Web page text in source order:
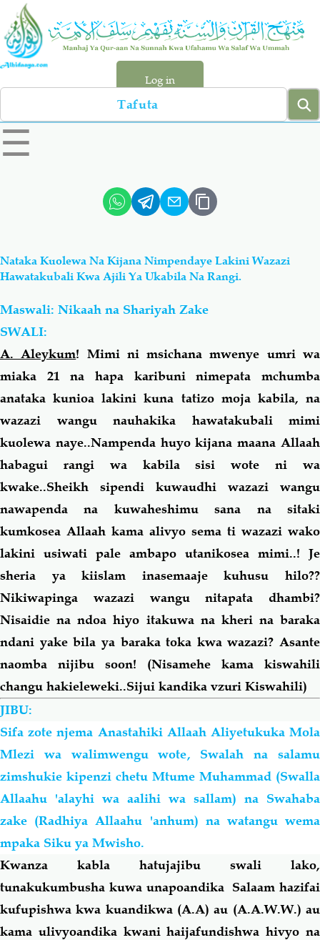
Skip
main
content
Log in
Search
left
sidebar
☰
Hadiyth
Aqiydah Manhaj
Shirki & Kufru Bid-'ah (Uzushi)
Salaf Wa Ummah Firaq-Makundi
Fiqh-Ibaadah Duaa-Adhkaar
Fataawa Za Ulamaa Kauli Za Salaf
Akhlaaq-Aadaab Raqaaiq
Familia-Jamii Maswali-Majibu
Chemsha Bongo Vitabu
Mapishi
Nataka Kuolewa Na Kijana Nimpendaye Lakini Wazazi
Hawatakubali Kwa Ajili Ya Ukabila Na Rangi.
Maswali: Nikaah na Shariyah Zake
SWALI:
A. Aleykum! Mimi ni msichana mwenye umri wa
miaka 21 na hapa karibuni nimepata mchumba
anataka kunioa lakini kuna tatizo moja kabila, na
wazazi wangu nauhakika hawatakubali mimi
kuolewa naye..Nampenda huyo kijana maana Allaah
habagui rangi wa kabila sisi wote ni wa
kwake..Sheikh sipendi kuwaudhi wazazi wangu
nawapenda na kuwaheshimusana na sitaki
kumkosea Allaah kama alivyo sema ti wazazi wako
lakini usiwati pale ambapo utanikosea mimi..! Je
sheria ya kiislam inasemaaje kuhusu hilo??
Nikiwapinga wazazi wangu nitapata dhambi?
Nisaidie na ndoa hiyo itakuwa na kheri na baraka
ndani yake bila ya baraka toka kwa wazazi? Asante
naomba nijibu soon! (Nisamehe kama kiswahili
changu hakieleweki..Sijui kandika vzuri Kiswahili)
JIBU:
Sifa zote njema Anastahiki Allaah Aliyetukuka Mola
Mlezi wa walimwengu wote, Swalah na salamu
zimshukie kipenzi chetu Mtume Muhammad (Swalla
Allaahu 'alayhi wa aalihi wa sallam) na Swahaba
zake (Radhiya Allaahu 'anhum) na watangu wema
mpaka Siku ya Mwisho.
Kwanza kabla hatujajibu swali lako,
tunakukumbusha kuwa unapoandika Salaam hazifai
kufupishwa kwa kuandikwa (A.A) au (A.A.W.W.) au
kama ulivyoandika kwani haijafundishwa hivyo na